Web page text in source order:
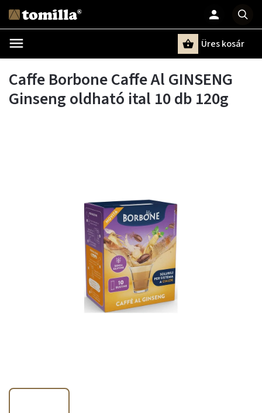
Üres kosár
Caffe Borbone Caffe Al GINSENG
Ginseng oldható ital 10 db 120g